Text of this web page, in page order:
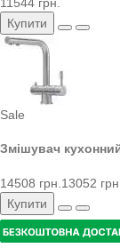
Купити
Sale
Змішувач
14508 грн. 13052 грн.
Купити